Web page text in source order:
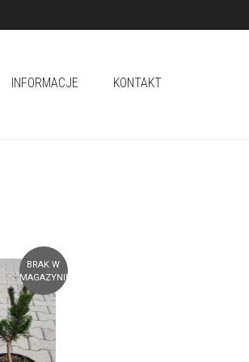
INFORMACJE KONTAKT
BRAK W
MAGAZYNIE